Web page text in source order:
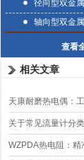
径向型双金
轴向型双金
查看
相关文章
天康耐磨热电偶：
伴
关于常见流量计分
WZPDA热电阻：